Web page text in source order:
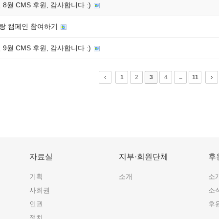
8월 CMS 후원, 감사합니다 :)
캠페인 참여하기
9월 CMS 후원, 감사합니다 :)
1 2 3 4 ... 11
자료실
기획
사회권
인권
지부·회원단체
소개
후
소
소
후